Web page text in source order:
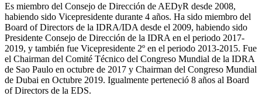
Es miembro del Consejo de Dirección de AEDyR desde 2008,
habiendo sido Vicepresidente durante 4 años. Ha sido miembro del
Board of Directors de la IDRA/IDA desde el 2009, habiendo sido
Presidente Consejo de Dirección de la IDRA en el periodo 2017-
2019, y también fue Vicepresidente 2º en el periodo 2013-2015. Fue
el Chairman del Comité Técnico del Congreso Mundial de la IDRA
de Sao Paulo en octubre de 2017 y Chairman del Congreso Mundial
de Dubai en Octubre 2019. Igualmente perteneció 8 años al Board
of Directors de la EDS.